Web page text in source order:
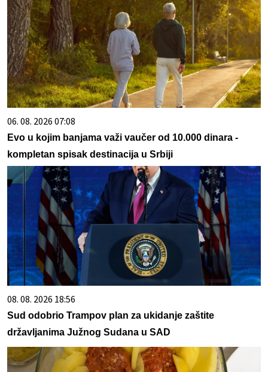
06. 08. 2026 07:08
Evo u kojim banjama važi vaučer od 10.000 dinara -
kompletan spisak destinacija u Srbiji
08. 08. 2026 18:56
Sud odobrio Trampov plan za ukidanje zaštite
državljanima Južnog Sudana u SAD